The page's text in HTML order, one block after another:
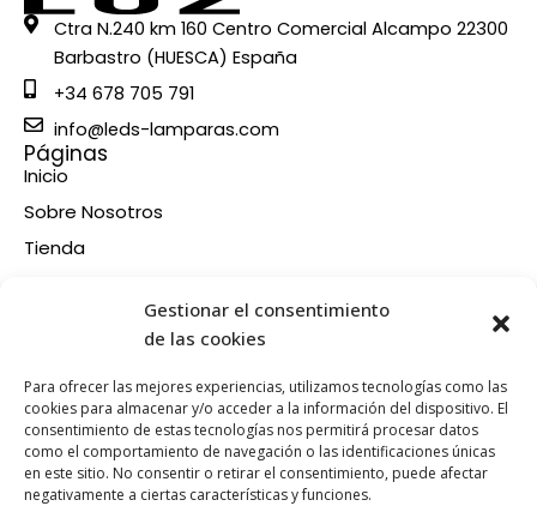
Gestionar el consentimiento
de las cookies
Para ofrecer las mejores experiencias, utilizamos tecnologías como las
cookies para almacenar y/o acceder a la información del dispositivo. El
consentimiento de estas tecnologías nos permitirá procesar datos
como el comportamiento de navegación o las identificaciones únicas
en este sitio. No consentir o retirar el consentimiento, puede afectar
negativamente a ciertas características y funciones.
Ctra N.240 km 160 Centro Comercial Alcampo 22300
Barbastro (HUESCA) España
+34 678 705 791
info@leds-lamparas.com
Páginas
Inicio
Sobre Nosotros
Tienda
Información
Condiciones de compra
Política de devoluciones y reembolsos
Política de cookies
Síganos en nuestras RRSS